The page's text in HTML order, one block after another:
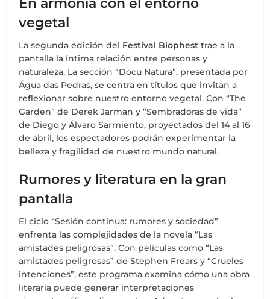
En armonía con el entorno
vegetal
La segunda edición del Festival Biophest trae a la
pantalla la íntima relación entre personas y
naturaleza. La sección “Docu Natura”, presentada por
Água das Pedras, se centra en títulos que invitan a
reflexionar sobre nuestro entorno vegetal. Con “The
Garden” de Derek Jarman y “Sembradoras de vida”
de Diego y Álvaro Sarmiento, proyectados del 14 al 16
de abril, los espectadores podrán experimentar la
belleza y fragilidad de nuestro mundo natural.
Rumores y literatura en la gran
pantalla
El ciclo “Sesión continua: rumores y sociedad”
enfrenta las complejidades de la novela “Las
amistades peligrosas”. Con películas como “Las
amistades peligrosas” de Stephen Frears y “Crueles
intenciones”, este programa examina cómo una obra
literaria puede generar interpretaciones